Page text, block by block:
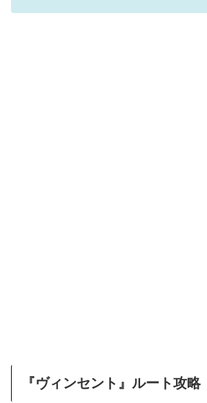
『ヴィンセント』ルート攻略